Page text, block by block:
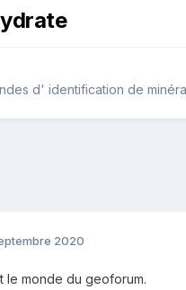
d' identification de
2020
le monde du geoforum.